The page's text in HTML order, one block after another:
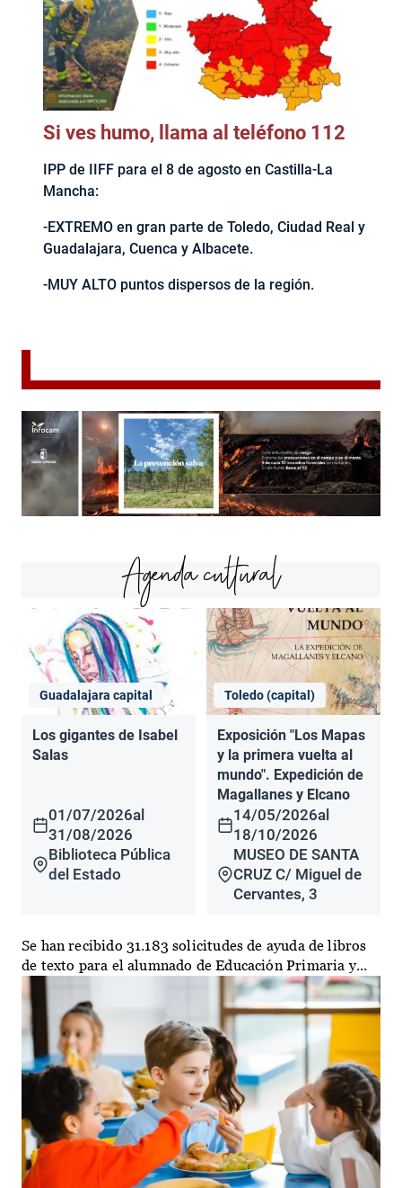
Si ves humo, llama al teléfono 112
IPP de IIFF para el 8 de agosto en Castilla-La
Mancha:
-EXTREMO en gran parte de Toledo, Ciudad Real y
Guadalajara, Cuenca y Albacete.
-MUY ALTO puntos dispersos de la región.
Agenda cultural
Guadalajara capital
Los gigantes de Isabel
Salas
01/07/2026al
31/08/2026
Biblioteca Pública
del Estado
Toledo (capital)
Exposición "Los Mapas
y la primera vuelta al
mundo". Expedición de
Magallanes y Elcano
14/05/2026al
18/10/2026
MUSEO DE SANTA
CRUZ C/ Miguel de
Cervantes, 3
Se han recibido 31.183 solicitudes de ayuda de libros
de texto para el alumnado de Educación Primaria y...